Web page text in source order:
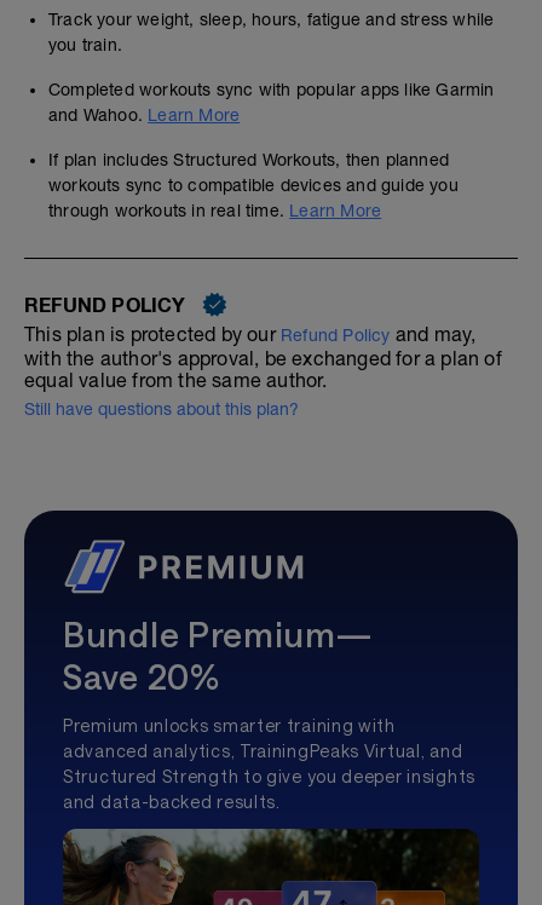
Track your weight, sleep, hours, fatigue and stress while
you train.
Completed workouts sync with popular apps like Garmin
and Wahoo. Learn More
If plan includes Structured Workouts, then planned
workouts sync to compatible devices and guide you
through workouts in real time. Learn More
REFUND POLICY
This plan is protected by our Refund Policy and may,
with the author's approval, be exchanged for a plan of
equal value from the same author.
Still have questions about this plan?
Bundle Premium—
Save 20%
Premium unlocks smarter training with
advanced analytics, TrainingPeaks Virtual, and
Structured Strength to give you deeper insights
and data-backed results.